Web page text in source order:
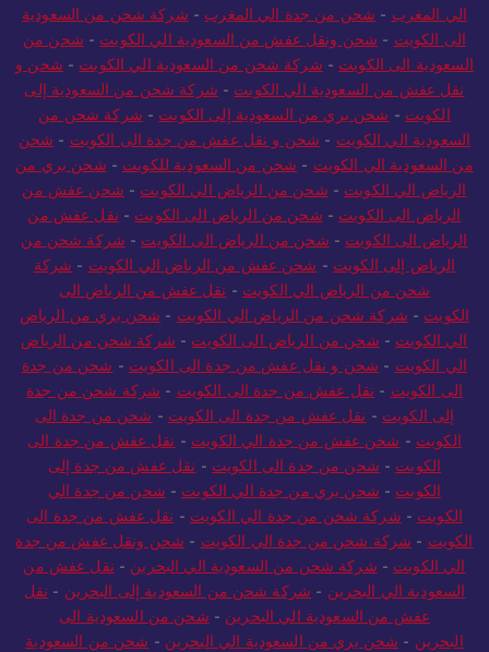
الي المغرب - شحن من جدة الي المغرب - شركة شحن من السعودية
الى الكويت - شحن ونقل عفش من السعودية الي الكويت - شحن من
السعودية الى الكويت - شركة شحن من السعودية الي الكويت - شحن و
نقل عفش من السعودية الي الكويت - شركة شحن من السعودية إلى
الكويت - شحن بري من السعودية إلى الكويت - شركة شحن من
السعودية الي الكويت - شحن و نقل عفش من جدة الى الكويت - شحن
من السعودية الي الكويت - شحن من السعودية للكويت - شحن بري من
الرياض الي الكويت - شحن من الرياض الي الكويت - شحن عفش من
الرياض الى الكويت - شحن من الرياض الى الكويت - نقل عفش من
الرياض الى الكويت - شحن من الرياض الى الكويت - شركة شحن من
الرياض إلى الكويت - شحن عفش من الرياض الي الكويت - شركة
شحن من الرياض الي الكويت - نقل عفش من الرياض الى
الكويت - شركة شحن من الرياض الي الكويت - شحن بري من الرياض
الي الكويت - شحن من الرياض الى الكويت - شركة شحن من الرياض
الي الكويت - شحن و نقل عفش من جدة الى الكويت - شحن من جدة
الى الكويت - نقل عفش من جدة الى الكويت - شركة شحن من جدة
إلى الكويت - نقل عفش من جدة الى الكويت - شحن من جدة الى
الكويت - شحن عفش من جدة الي الكويت - نقل عفش من جدة الى
الكويت - شحن من جدة الى الكويت - نقل عفش من جدة إلى
الكويت - شحن بري من جدة الي الكويت - شحن من جدة الي
الكويت - شركة شحن من جدة الي الكويت - نقل عفش من جدة الى
الكويت - شركة شحن من جدة الي الكويت - شحن ونقل عفش من جدة
الي الكويت - شركة شحن من السعودية الي البحرين - نقل عفش من
السعودية الي البحرين - شركة شحن من السعودية إلى البحرين - نقل
عفش من السعودية الي البحرين - شحن من السعودية الى
البحرين - شحن بري من السعودية الي البحرين - شحن من السعودية